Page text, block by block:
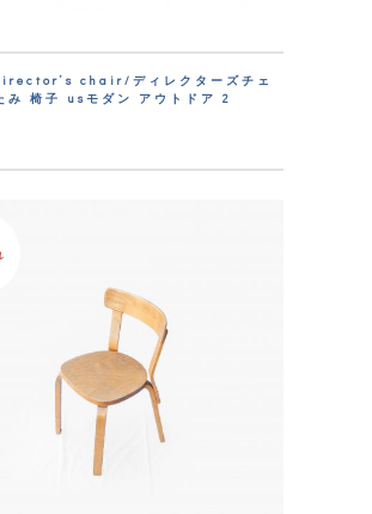
chair/ディレクターズチェ
み 椅子 usモダン アウトドア 2